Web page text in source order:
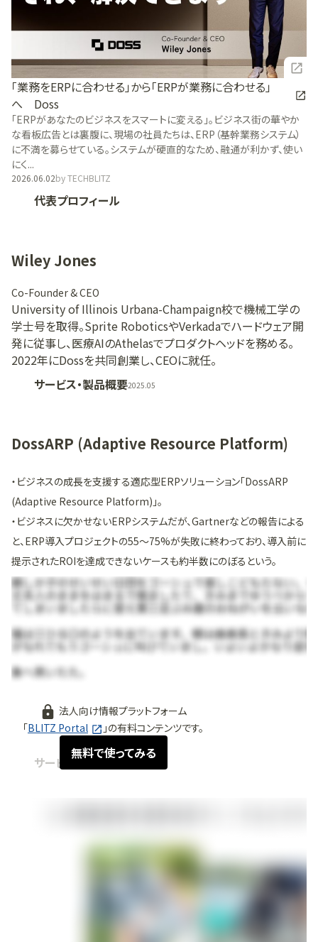
サービス・製品概要2025.05
DossARP (Adaptive Resource Platform)
・ビジネスの成長を支援する適応型ERPソリューション「DossARP
(Adaptive Resource Platform)」。
・ビジネスに欠かせないERPシステムだが、Gartnerなどの報告による
と、ERP導入プロジェクトの55〜75%が失敗に終わっており、導入前に
提示されたROIを達成できないケースも約半数にのぼるという。
法人向け情報プラットフォーム
「BLITZ Portal 」の有料コンテンツです。
無料で使ってみる
サービス紹介
代表プロフィール
Wiley Jones
Co-Founder & CEO
University of Illinois Urbana-Champaign校で機械工学の
学士号を取得。Sprite RoboticsやVerkadaでハードウェア開
発に従事し、医療AIのAthelasでプロダクトヘッドを務める。
2022年にDossを共同創業し、CEOに就任。
「業務をERPに合わせる」から「ERPが業務に合わせる」
へ Doss
「ERPがあなたのビジネスをスマートに変える」。ビジネス街の華やか
な看板広告とは裏腹に、現場の社員たちは、ERP（基幹業務システム）
に不満を募らせている。システムが硬直的なため、融通が利かず、使い
にく...
2026.06.02byTECHBLITZ